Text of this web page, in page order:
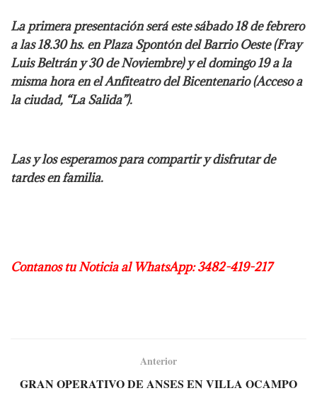
La primera presentación será este sábado 18 de febrero
a las 18.30 hs. en Plaza Spontón del Barrio Oeste (Fray
Luis Beltrán y 30 de Noviembre) y el domingo 19 a la
misma hora en el Anfiteatro del Bicentenario (Acceso a
la ciudad, “La Salida”).
Las y los esperamos para compartir y disfrutar de
tardes en familia.
Contanos tu Noticia al WhatsApp: 3482-419-217
Anterior
GRAN OPERATIVO DE ANSES EN VILLA OCAMPO